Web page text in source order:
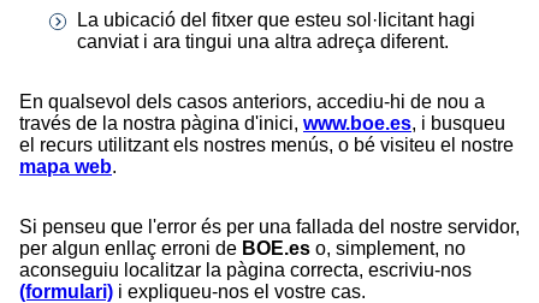
La ubicació del fitxer que esteu sol·licitant hagi
canviat i ara tingui una altra adreça diferent.
En qualsevol dels casos anteriors, accediu-hi de nou a
través de la nostra pàgina d'inici, www.boe.es, i busqueu
el recurs utilitzant els nostres menús, o bé visiteu el nostre
mapa web.
Si penseu que l'error és per una fallada del nostre servidor,
per algun enllaç erroni de BOE.es o, simplement, no
aconseguiu localitzar la pàgina correcta, escriviu-nos
(formulari) i expliqueu-nos el vostre cas.